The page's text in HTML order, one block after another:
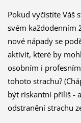
Pokud vyčistíte Váš
svém každodenním
nové nápady se
aktivit, které by
osobním i
tohoto strachu?
být riskantní příliš -
odstranění strachu